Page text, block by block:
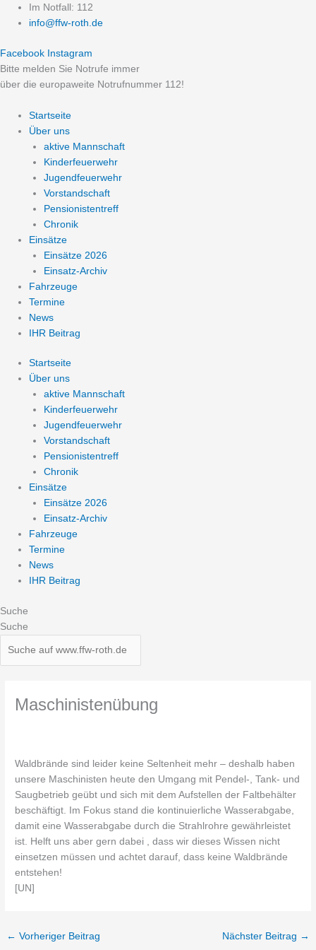
Zum
Inhalt
Im Notfall: 112
info@ffw-roth.de
Facebook Instagram
Bitte melden Sie Notrufe immer
über die europaweite Notrufnummer 112!
Startseite
Über uns
aktive Mannschaft
Kinderfeuerwehr
Jugendfeuerwehr
Vorstandschaft
Pensionistentreff
Chronik
Einsätze
Einsätze 2026
Einsatz-Archiv
Fahrzeuge
Termine
News
IHR Beitrag
Startseite
Über uns
aktive Mannschaft
Kinderfeuerwehr
Jugendfeuerwehr
Vorstandschaft
Pensionistentreff
Chronik
Einsätze
Einsätze 2026
Einsatz-Archiv
Fahrzeuge
Termine
News
IHR Beitrag
Suche
Suche
Maschinistenübung
Waldbrände sind leider keine Seltenheit mehr – deshalb haben
unsere Maschinisten heute den Umgang mit Pendel-, Tank- und
Saugbetrieb geübt und sich mit dem Aufstellen der Faltbehälter
beschäftigt. Im Fokus stand die kontinuierliche Wasserabgabe,
damit eine Wasserabgabe durch die Strahlrohre gewährleistet
ist. Helft uns aber gern dabei , dass wir dieses Wissen nicht
einsetzen müssen und achtet darauf, dass keine Waldbrände
entstehen!
[UN]
← Vorheriger Beitrag Nächster Beitrag →